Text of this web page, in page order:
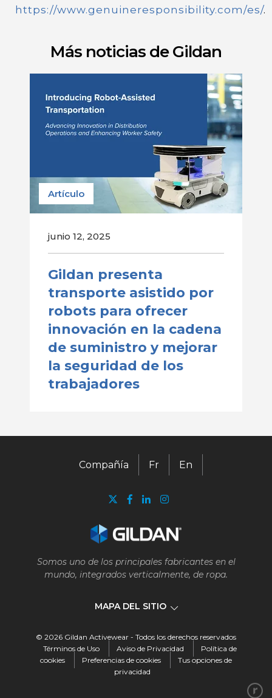
https://www.genuineresponsibility.com/es/.
Más noticias de Gildan
Artículo
junio 12, 2025
Gildan presenta
transporte asistido por
robots para ofrecer
innovación en la cadena
de suministro y mejorar
la seguridad de los
trabajadores
Somos uno de los principales fabricantes en el
mundo, integrados verticalmente, de ropa.
MAPA DEL SITIO
Compañía Fr En
Compañía
© 2026 Gildan Activewear - Todos los derechos reservados
Términos de Uso
Aviso de Privacidad
Política de
cookies
Preferencias de cookies
Tus opciones de
privacidad